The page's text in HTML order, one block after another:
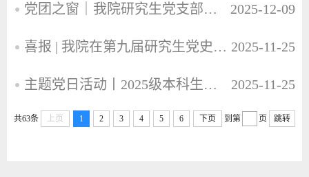
党团之窗｜我院研究生党支部与马克思主义学院研究生党支部共同开展十一月主题党日活动 2025-12-09
喜报 | 我院在第九届研究生党史知识竞赛中再创佳绩！ 2025-11-25
主题党日活动丨2025级本科生党支部开展11月主题党日活动 2025-11-25
共63条 上页 1 2 3 4 5 6 下页 到第 页 跳转